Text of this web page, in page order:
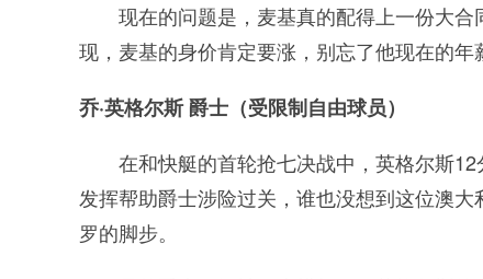
现在的问题是，麦基真的配得上一份大
现，麦基的身价肯定要涨，别忘了他现在的年
乔·英格尔斯 爵士（受限制自由球员）
在和快艇的首轮抢七决战中，英格尔斯
发挥帮助爵士涉险过关，谁也没想到这位澳
罗的脚步。